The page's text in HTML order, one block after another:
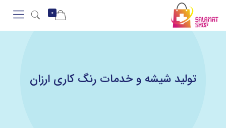
0
تولید شیشه و خدمات رنگ کاری ارزان